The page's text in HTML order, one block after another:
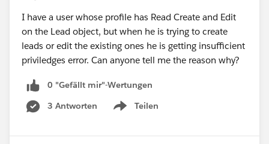
I have a user whose profile has Read Create and Edit
on the Lead object, but when he is trying to create
leads or edit the existing ones he is getting insufficient
priviledges error. Can anyone tell me the reason why?
0 "Gefällt mir"-Wertungen
3 Antworten
Teilen
Show menu